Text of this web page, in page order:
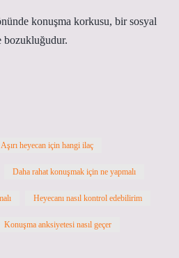
konuşma korkusu, bir sosyal
bozukluğudur.
Aşırı heyecan için hangi ilaç
Daha rahat konuşmak için ne yapmalı
Heyecanı nasıl kontrol edebilirim
Konuşma anksiyetesi nasıl geçer